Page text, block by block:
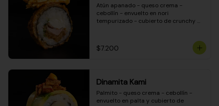
Atún apanado - queso crema -
cebollín - envuelto en nori
tempurizado - cubierto de crunchy
$7.200
Dinamita Kami
Palmito - queso crema - cebollín -
envuelto en palta y cubierto de